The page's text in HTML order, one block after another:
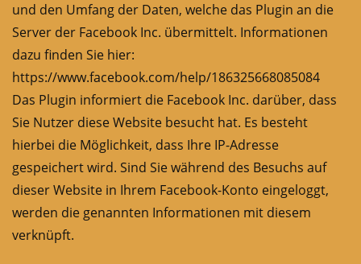
und den Umfang der Daten, welche das Plugin an die
Server der Facebook Inc. übermittelt. Informationen
dazu finden Sie hier:
https://www.facebook.com/help/186325668085084
Das Plugin informiert die Facebook Inc. darüber, dass
Sie Nutzer diese Website besucht hat. Es besteht
hierbei die Möglichkeit, dass Ihre IP-Adresse
gespeichert wird. Sind Sie während des Besuchs auf
dieser Website in Ihrem Facebook-Konto eingeloggt,
werden die genannten Informationen mit diesem
verknüpft.